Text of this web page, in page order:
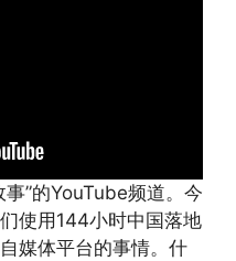
”的YouTube频道。今
使用144小时中国落地
媒体平台的事情。什